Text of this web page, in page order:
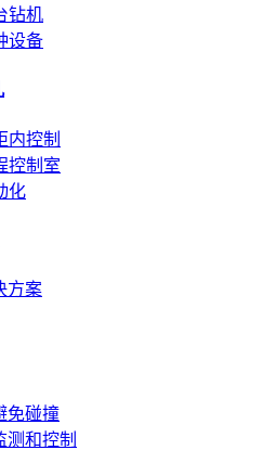
钻机
设备
内控制
控制室
化
方案
免碰撞
测和控制